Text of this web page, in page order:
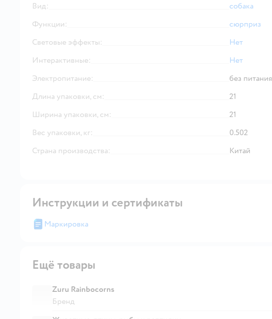
Вид:
собака
Функции:
сюрприз
Световые эффекты:
Нет
Интерактивные:
Нет
Электропитание:
без питания
Длина упаковки, см:
21
Ширина упаковки, см:
21
Вес упаковки, кг:
0.502
Страна производства:
Китай
Инструкции и сертификаты
Маркировка
Ещё товары
Zuru Rainbocorns
Бренд